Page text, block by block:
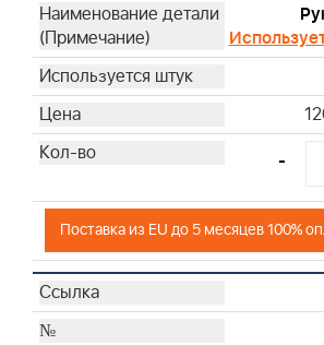
-
Поставка из EU до 5 месяцев 100%